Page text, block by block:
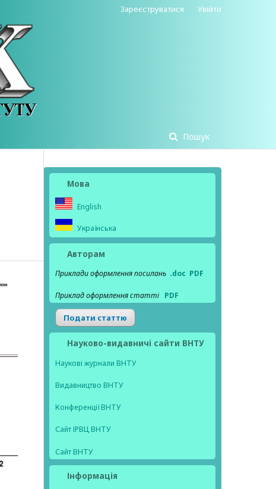
Пошук
Зареєструватися Увійти
Мова
English
Українська
Авторам
Приклади оформлення посилань .doc PDF
Приклад оформлення статті PDF
Подати статтю
Науково-видавничі сайти ВНТУ
Наукові журнали ВНТУ
Видавництво ВНТУ
Конференції ВНТУ
Сайт ІРВЦ ВНТУ
Сайт ВНТУ
Інформація